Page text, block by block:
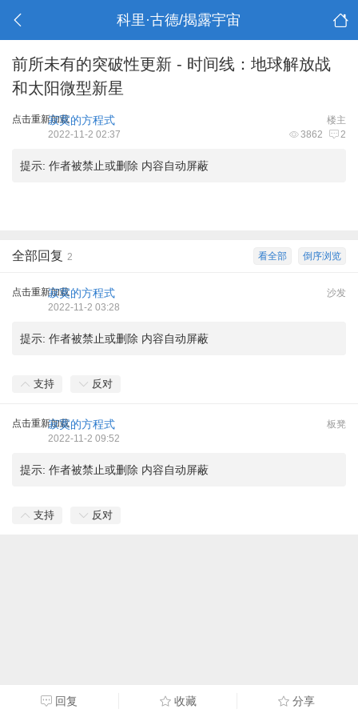
科里·古德/揭露宇宙
前所未有的突破性更新 - 时间线：地球解放战
和太阳微型新星
点击重新加载 楼主
寂寞的方程式
3862 2
2022-11-2 02:37
提示: 作者被禁止或删除 内容自动屏蔽
倒序浏览
看全部
全部回复 2
点击重新加载 沙发
寂寞的方程式
2022-11-2 03:28
提示: 作者被禁止或删除 内容自动屏蔽
支持 反对
点击重新加载 板凳
寂寞的方程式
2022-11-2 09:52
提示: 作者被禁止或删除 内容自动屏蔽
支持 反对
回复 收藏 分享